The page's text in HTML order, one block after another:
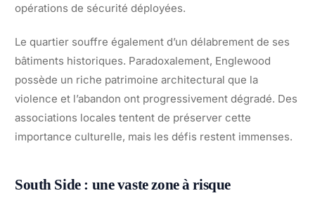
opérations de sécurité déployées.
Le quartier souffre également d’un délabrement de ses
bâtiments historiques. Paradoxalement, Englewood
possède un riche patrimoine architectural que la
violence et l’abandon ont progressivement dégradé. Des
associations locales tentent de préserver cette
importance culturelle, mais les défis restent immenses.
South Side : une vaste zone à risque